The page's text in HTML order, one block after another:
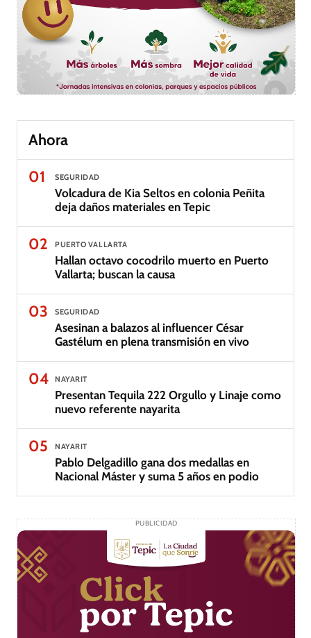
Ahora
01
SEGURIDAD
Volcadura de Kia Seltos en colonia Peñita
deja daños materiales en Tepic
02 PUERTO VALLARTA
Hallan octavo cocodrilo muerto en Puerto
Vallarta; buscan la causa
03 SEGURIDAD
Asesinan a balazos al influencer César
Gastélum en plena transmisión en vivo
04 NAYARIT
Presentan Tequila 222 Orgullo y Linaje como
nuevo referente nayarita
05 NAYARIT
Pablo Delgadillo gana dos medallas en
Nacional Máster y suma 5 años en podio
PUBLICIDAD